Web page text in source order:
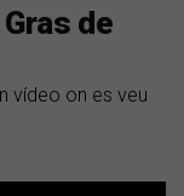
de
vídeo on es veu